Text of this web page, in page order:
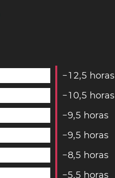
−1 2,5 horas
−1 0,5 horas
−9,5 horas
−9,5 horas
−8,5 horas
−5,5 horas